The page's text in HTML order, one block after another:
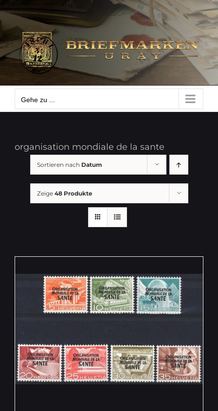
Zum
Inhalt
springen
Gehe zu ...
Gehe zu ...
organisation mondiale de la sante
Sortieren nach Datum
Zeige 48 Produkte